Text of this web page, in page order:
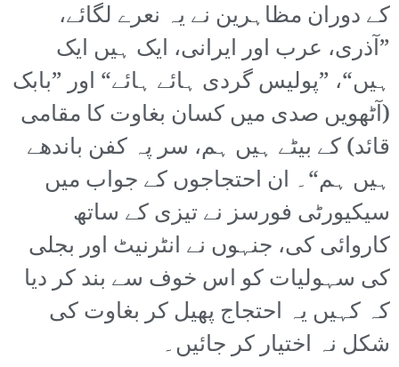
کے دوران مظاہرین نے یہ نعرے لگائے،
”آذری، عرب اور ایرانی، ایک ہیں ایک
ہیں“، ”پولیس گردی ہائے ہائے“ اور ”بابک
(آٹھویں صدی میں کسان بغاوت کا مقامی
قائد) کے بیٹے ہیں ہم، سر پہ کفن باندھے
ہیں ہم“۔ ان احتجاجوں کے جواب میں
سیکیورٹی فورسز نے تیزی کے ساتھ
کاروائی کی، جنہوں نے انٹرنیٹ اور بجلی
کی سہولیات کو اس خوف سے بند کر دیا
کہ کہیں یہ احتجاج پھیل کر بغاوت کی
شکل نہ اختیار کر جائیں۔